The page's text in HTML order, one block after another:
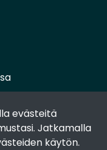
evästeitä
Jatkamalla
käytön.